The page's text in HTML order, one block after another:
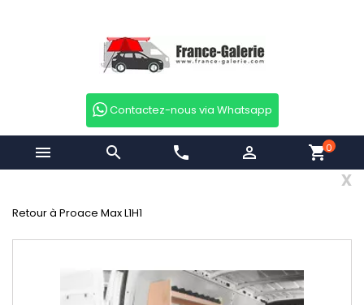
Contactez-nous via Whatsapp
  phone  shopping_cart0
x
Retour à Proace Max L1H1